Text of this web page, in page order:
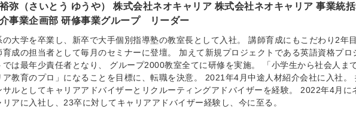
弥（さいとう ゆうや） 株式会社ネオキャリア 株式会社ネオキャリア 事業統
事業企画部 研修事業グループ リーダー
の大学を卒業し、新卒で大手個別指導塾の教室長として入社。 講師育成にもこだわり2年
育成の担当者として毎月のセミナーに登壇。 加えて新規プロジェクトである英語資格プロ
では最年少責任者となり、 グループ2000教室全てに研修を実施。 「小学生から社会人ま
ア教育のプロ」になることを目標に、転職を決意。 2021年4月中途人材紹介会社に入社。
サルとしてキャリアアドバイザーとリクルーティングアドバイザーを経験。 2022年4月に
リアに入社し、23卒に対してキャリアアドバイザー経験し、今に至る。